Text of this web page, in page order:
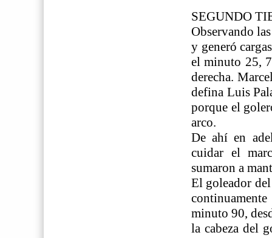
SEGUNDO
Observando
y generó
el minuto 25,
derecha.
defina Luis
porque el
arco.
De ahí en
cuidar el
sumaron a
El goleador
minuto 90,
la cabeza del